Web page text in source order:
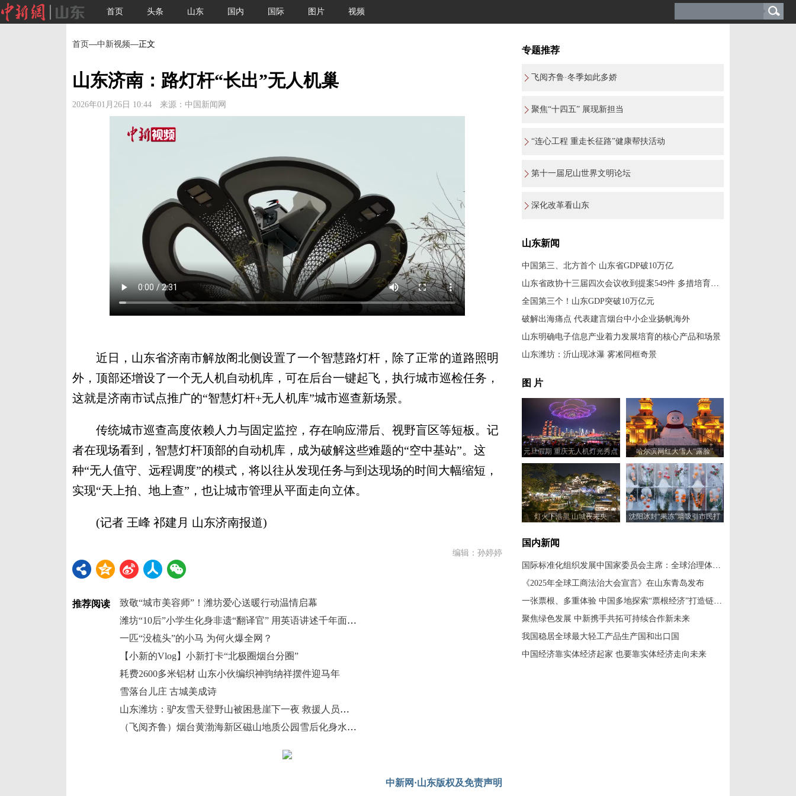
首页 头条 山东 国内 国际 图片 视频
首页—中新视频—正文
山东济南：路灯杆“长出”无人机巢
2026年01月26日 10:44 来源：中国新闻网
近日，山东省济南市解放阁北侧设置了一个智慧路灯杆，除了正常的道路照明
外，顶部还增设了一个无人机自动机库，可在后台一键起飞，执行城市巡检任务，
这就是济南市试点推广的“智慧灯杆+无人机库”城市巡查新场景。
传统城市巡查高度依赖人力与固定监控，存在响应滞后、视野盲区等短板。记
者在现场看到，智慧灯杆顶部的自动机库，成为破解这些难题的“空中基站”。这
种“无人值守、远程调度”的模式，将以往从发现任务与到达现场的时间大幅缩短，
实现“天上拍、地上查”，也让城市管理从平面走向立体。
(记者 王峰 祁建月 山东济南报道)
编辑：孙婷婷
推荐阅读
致敬“城市美容师”！潍坊爱心送暖行动温情启幕
潍坊“10后”小学生化身非遗“翻译官” 用英语讲述千年面塑故事
一匹“没梳头”的小马 为何火爆全网？
【小新的Vlog】小新打卡“北极圈烟台分圈”
耗费2600多米铝材 山东小伙编织神驹纳祥摆件迎马年
雪落台儿庄 古城美成诗
山东潍坊：驴友雪天登野山被困悬崖下一夜 救援人员用无人机定位将其救出
（飞阅齐鲁）烟台黄渤海新区磁山地质公园雪后化身水墨仙境
中新网·山东版权及免责声明
专题推荐
飞阅齐鲁·冬季如此多娇
聚焦“十四五” 展现新担当
“连心工程 重走长征路”健康帮扶活动
第十一届尼山世界文明论坛
深化改革看山东
山东新闻
中国第三、北方首个 山东省GDP破10万亿
山东省政协十三届四次会议收到提案549件 多措培育重点提案
全国第三个！山东GDP突破10万亿元
破解出海痛点 代表建言烟台中小企业扬帆海外
山东明确电子信息产业着力发展培育的核心产品和场景
山东潍坊：沂山现冰瀑 雾凇同框奇景
图 片
元旦假期 重庆无人机灯光秀点
亮绚丽夜空
哈尔滨网红大雪人“露脸”
灯火下浩里 山城夜未央
沈阳冰封“果冻”墙吸引市民打
国内新闻
国际标准化组织发展中国家委员会主席：全球治理体系改革应共建共享
《2025年全球工商法治大会宣言》在山东青岛发布
一张票根、多重体验 中国多地探索“票根经济”打造链式消费新场景
聚焦绿色发展 中新携手共拓可持续合作新未来
我国稳居全球最大轻工产品生产国和出口国
中国经济靠实体经济起家 也要靠实体经济走向未来